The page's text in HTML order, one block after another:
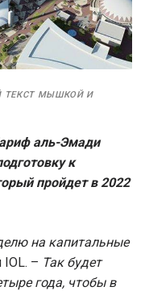
ТЕКСТ МЫШКОЙ И
аль-Эмади
к
пройдет в 2022
на капитальные
– Так будет
года, чтобы в